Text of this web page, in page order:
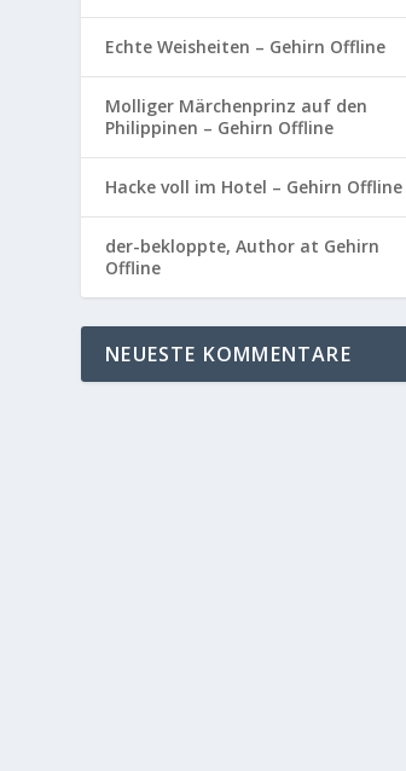
Echte Weisheiten – Gehirn Offline
Molliger Märchenprinz auf den
Philippinen – Gehirn Offline
Hacke voll im Hotel – Gehirn Offline
der-bekloppte, Author at Gehirn
Offline
NEUESTE KOMMENTARE